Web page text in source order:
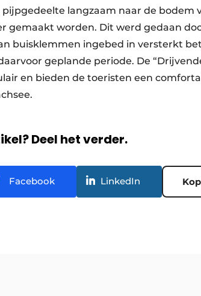
langzaam naar de bodem
gemaakt worden. Dit werd gedaan
buisklemmen ingebed in versterkt
geplande periode. De
en bieden de toeristen een
Deel het verder.
Facebook LinkedIn